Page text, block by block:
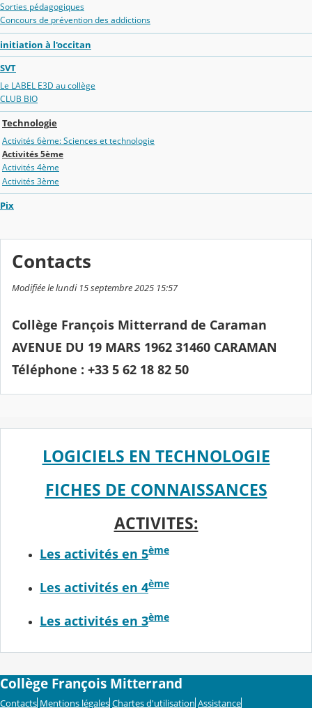
Sorties pédagogiques
Concours de prévention des addictions
initiation à l'occitan
SVT
Le LABEL E3D au collège
CLUB BIO
Technologie
Activités 6ème: Sciences et technologie
Activités 5ème
Activités 4ème
Activités 3ème
Pix
Contacts
Modifiée le lundi 15 septembre 2025 15:57
Collège François Mitterrand de Caraman
AVENUE DU 19 MARS 1962 31460 CARAMAN
Téléphone : +33 5 62 18 82 50
LOGICIELS EN TECHNOLOGIE
FICHES DE CONNAISSANCES
ACTIVITES:
Les activités en 5ème
Les activités en 4ème
Les activités en 3ème
Collège François Mitterrand
Contacts Mentions légales Chartes d'utilisation Assistance